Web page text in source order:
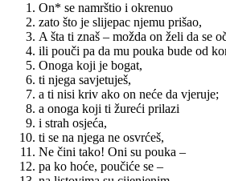
On* se namrštio i okrenuo
zato što je slijepac njemu prišao,
A šta ti znaš – možda on želi da se
ili pouči pa da mu pouka bude od
Onoga koji je bogat,
ti njega savjetuješ,
a ti nisi kriv ako on neće da vjeruje;
a onoga koji ti žureći prilazi
i strah osjeća,
ti se na njega ne osvrćeš,
Ne čini tako! Oni su pouka –
pa ko hoće, poučiće se –